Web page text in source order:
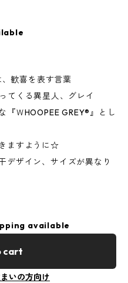
、歓喜を表す言葉
てくる異星人、グレイ
『ＷHOOPEE GREY®』とし
ますように☆
デザイン、サイズが異なり
available
cart
いの方向け